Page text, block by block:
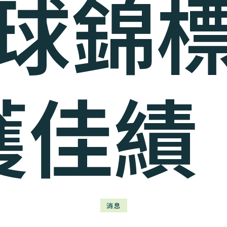
錦
佳績
消息